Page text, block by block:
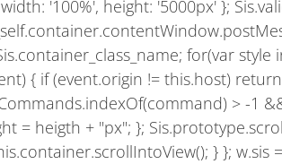
'100%', height: '5000px' };
for(var style
{ if (event.origin != this.host)
> -1
= heigth + "px"; };
} }; w.sis